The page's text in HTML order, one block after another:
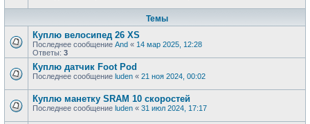
Темы
Куплю велосипед 26 XS
Последнее сообщение And « 14 мар 2025, 12:28
Ответы: 3
Куплю датчик Foot Pod
Последнее сообщение luden « 21 ноя 2024, 00:02
Куплю манетку SRAM 10 скоростей
Последнее сообщение luden « 31 июл 2024, 17:17